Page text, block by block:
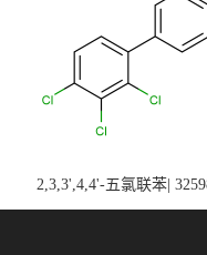
2,3,3',4,4'-五氯联苯|